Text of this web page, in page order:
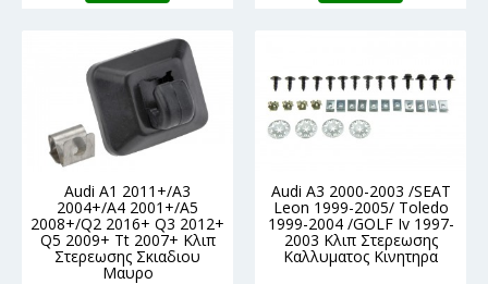
Audi A1 2011+/A3
2004+/A4 2001+/A5
2008+/Q2 2016+ Q3 2012+
Q5 2009+ Tt 2007+ Κλιπ
Στερεωσης Σκιαδιου
Μαυρο
Audi A3 2000-2003 /SEAT
Leon 1999-2005/ Toledo
1999-2004 /GOLF Iv 1997-
2003 Κλιπ Στερεωσης
Καλλυματος Κινητηρα